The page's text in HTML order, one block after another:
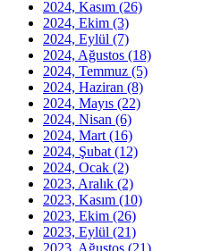
2024, Kasım (26)
2024, Ekim (3)
2024, Eylül (7)
2024, Ağustos (18)
2024, Temmuz (5)
2024, Haziran (8)
2024, Mayıs (22)
2024, Nisan (6)
2024, Mart (16)
2024, Şubat (12)
2024, Ocak (2)
2023, Aralık (2)
2023, Kasım (10)
2023, Ekim (26)
2023, Eylül (21)
2023, Ağustos (21)